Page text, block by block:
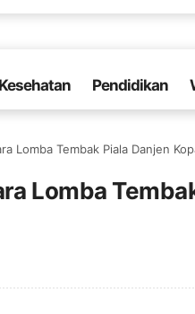
Kesehatan Pendidikan
Lomba Tembak Piala Danjen
Lomba